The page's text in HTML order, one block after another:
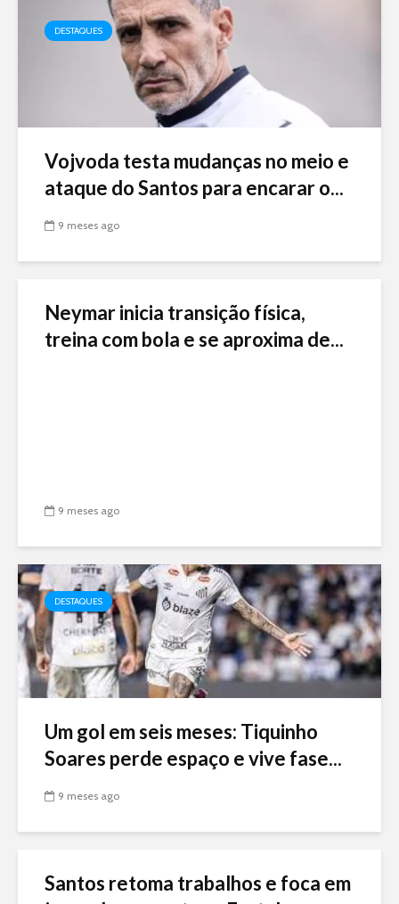
DESTAQUES
Vojvoda testa mudanças no meio e
ataque do Santos para encarar o...
9 meses ago
Neymar inicia transição física,
treina com bola e se aproxima de...
9 meses ago
DESTAQUES
Um gol em seis meses: Tiquinho
Soares perde espaço e vive fase...
9 meses ago
Santos retoma trabalhos e foca em